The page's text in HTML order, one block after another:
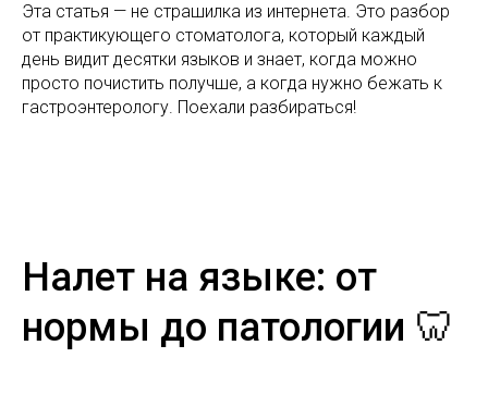
Эта статья — не страшилка из интернета. Это разбор
от практикующего стоматолога, который каждый
день видит десятки языков и знает, когда можно
просто почистить получше, а когда нужно бежать к
гастроэнтерологу. Поехали разбираться!
Налет на языке: от
нормы до патологии 🦷